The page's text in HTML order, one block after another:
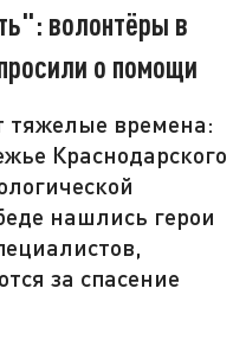
волонтёры в
о помощи
тяжелые времена:
Краснодарского
нашлись герои
за спасение